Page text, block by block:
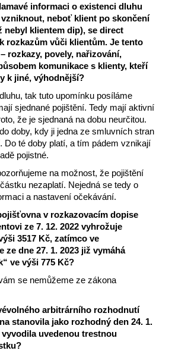
informaci o existenci dluhu
neboť klient po skončení
nebyl klientem dip), se direct
rozkazům vůči klientům. Je tento
rozkazy, povely, nařizování,
komunikace s klienty, kteří
k jiné, výhodnější?
tak tuto upomínku posíláme
sjednané pojištění. Tedy mají aktivní
že je sjednaná na dobu neurčitou.
doby, kdy ji jedna ze smluvních stran
Do té doby platí, a tím pádem vznikají
pojistné.
na možnost, že pojištění
nezaplatí. Nejedná se tedy o
a nastavení očekávání.
v rozkazovacím dopise
ze 7. 12. 2022 vyhrožuje
3517 Kč, zatímco ve
ze dne 27. 1. 2023 již vymáhá
ve výši 775 Kč?
se nemůžeme ze zákona
arbitrárního rozhodnutí
stanovila jako rozhodný den 24. 1.
vyvodila uvedenou trestnou